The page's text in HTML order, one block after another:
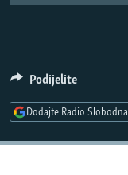
SPECIJALI RSE
VIŠE OD NASLOVA
PRATITE NAS
Podijelite
Dodajte Radio